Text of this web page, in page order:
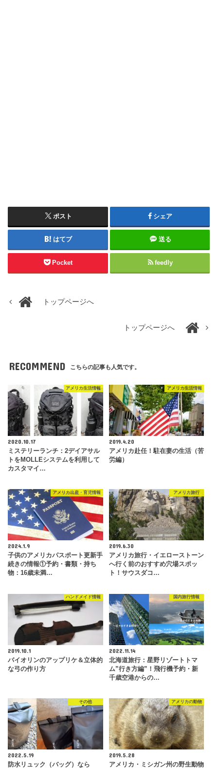
ポスト シェア
はてブ 送る
Pocket feedly
トップページへ
トップページへ
RECOMMEND こちらの記事も人気です。
アメリカ生活情報
2020.10.17
ミステリーランチ：2デイアサル
トをMOLLEシステムを利用して
カスタマイ…
アメリカ生活情報
2019.4.20
アメリカ赴任！駐在妻の生活（苦
労編）
アメリカ出産・育児情報
2024.1.9
子供のアメリカパスポート更新手
続きの情報①予約・書類・持ち
物：16歳未満…
アメリカ旅行
2019.6.30
アメリカ旅行・イエローストーン
へ行く前のおすすめ穴場スポッ
ト！サウスダコ…
ハンドメイド情報
2019.10.1
バイオリンのアップリケ＆立体的
な弓の作り方
国内旅行情報
2022.11.14
北海道旅行：星野リゾートトマ
ム”行き方編”！飛行機予約・新
千歳空港からの…
その他
2022.5.19
防水リュック（バッグ）なら
アメリカの動物
2019.5.28
アメリカ・ミシガン州の野生動物